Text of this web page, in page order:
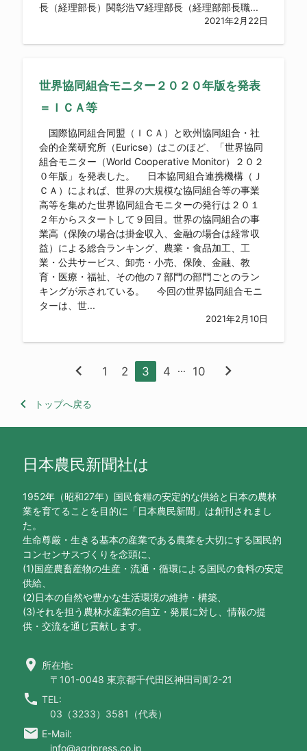
長（経理部長）関彰浩▽経理部長（経理部部長職...
2021年2月22日
世界協同組合モニター２０２０年版を発表
＝ＩＣＡ等
国際協同組合同盟（ＩＣＡ）と欧州協同組合・社
会的企業研究所（Euricse）はこのほど、「世界協同
組合モニター（World Cooperative Monitor）２０２
０年版」を発表した。 日本協同組合連携機構（Ｊ
ＣＡ）によれば、世界の大規模な協同組合等の事業
高等を集めた世界協同組合モニターの発行は２０１
２年からスタートして９回目。世界の協同組合の事
業高（保険の場合は掛金収入、金融の場合は経常収
益）による総合ランキング、農業・食品加工、工
業・公共サービス、卸売・小売、保険、金融、教
育・医療・福祉、その他の７部門の部門ごとのラン
キングが示されている。 今回の世界協同組合モニ
ターは、世...
2021年2月10日
chevron_left 1 2 3 4 ... 10 chevron_right
keyboard_arrow_left トップへ戻る
日本農民新聞社は
1952年（昭和27年）国民食糧の安定的な供給と日本の農林
業を育てることを目的に「日本農民新聞」は創刊されまし
た。
生命尊厳・生きる基本の産業である農業を大切にする国民的
コンセンサスづくりを念頭に、
(1)国産農畜産物の生産・流通・循環による国民の食料の安定
供給、
(2)日本の自然や豊かな生活環境の維持・構築、
(3)それを担う農林水産業の自立・発展に対し、情報の提
供・交流を通じ貢献します。
location_on 所在地:
〒101-0048 東京都千代田区神田司町2-21
call TEL:
03（3233）3581（代表）
email E-Mail:
info@agripress.co.jp